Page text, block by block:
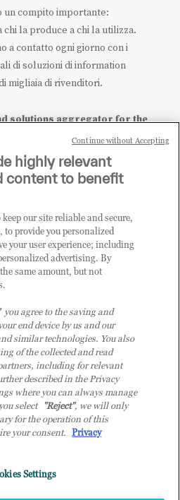
un compito importante:
la produce a chi la utilizza.
a contatto ogni giorno con i
di soluzioni di information
migliaia di rivenditori.
solutions aggregator for the
|tdsynnex.com
Sede legale: via Luigi Russolo 9, 20138
al Registro delle Imprese di Milano e
07092780159 - Eur 12.569.000,00 i.v -
sono marchi registrati di TD SYNNEX
Paesi. Società a socio unico soggetta
della controllante TD SYNNEX
highly relevant
content to benefit
our site reliable and secure,
to provide you personalized
your user experience; including
advertising. By
same amount, but not
you agree to the saving and
end device by us and our
similar technologies. You also
of the collected and read
including for relevant
described in the Privacy
where you can always manage
select "Reject", we will only
for the operation of this
your consent. Privacy
Settings
Continue without Accepting